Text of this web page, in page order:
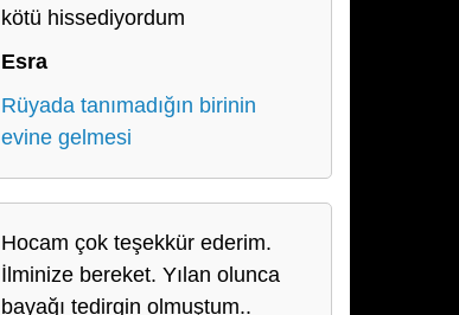
kötü hissediyordum
Esra
Rüyada tanımadığın birinin
evine gelmesi
Hocam çok teşekkür ederim.
İlminize bereket. Yılan olunca
bayağı tedirgin olmuştum..